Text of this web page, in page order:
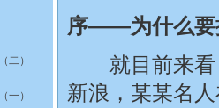
二）
一）
序——为什么要
就目前来看
新浪，某某名